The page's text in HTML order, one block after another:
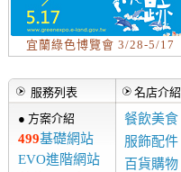
宜蘭綠色博覽會 3/28-5/17
服務列表
名店介紹
● 方案介紹
499基礎網站
EVO進階網站
餐飲美食
服飾配件
百貨購物